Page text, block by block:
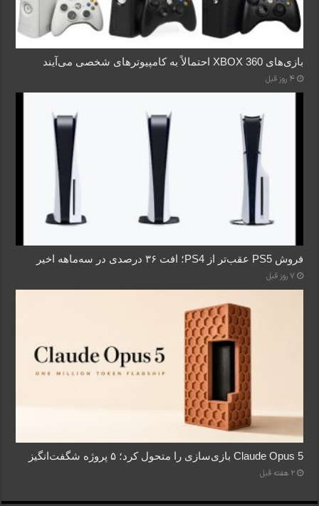
بازی‌های XBOX 360 احتمالاً به کامپیوترهای شخصی می‌آیند
4 روز قبل
فروش PS5 عقب‌تر از PS4؛ افت ۳۶ درصدی در سه‌ماهه اخیر
7 روز قبل
Claude Opus 5 بازی‌سازی را متحول کرد؛ ۵ پروژه شگفت‌انگیز
2 هفته قبل